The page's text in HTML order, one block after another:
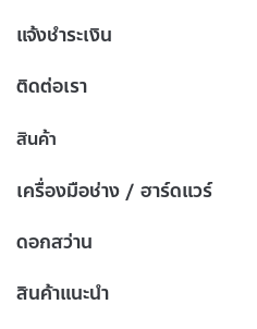
แจ้งชำระเงิน
ติดต่อเรา
สินค้า
เครื่องมือช่าง / ฮาร์ดแวร์
ดอกสว่าน
สินค้าแนะนำ